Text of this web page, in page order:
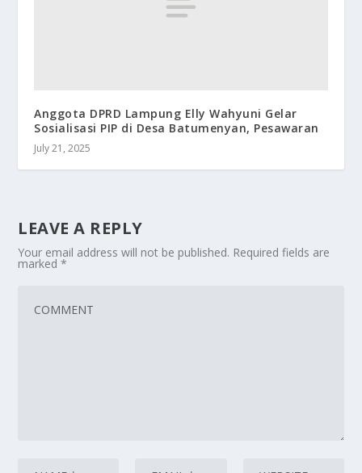
Anggota DPRD Lampung Elly Wahyuni Gelar
Sosialisasi PIP di Desa Batumenyan, Pesawaran
July 21, 2025
LEAVE A REPLY
Your email address will not be published. Required fields are
marked*